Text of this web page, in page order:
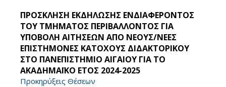
ΠΡΟΣΚΛΗΣΗ ΕΚΔΗΛΩΣΗΣ ΕΝΔΙΑΦΕΡΟΝΤΟΣ
ΤΟΥ ΤΜΗΜΑΤΟΣ ΠΕΡΙΒΑΛΛΟΝΤΟΣ ΓΙΑ
ΥΠΟΒΟΛΗ ΑΙΤΗΣΕΩΝ ΑΠΟ ΝΕΟΥΣ/ΝΕΕΣ
ΕΠΙΣΤΗΜΟΝΕΣ ΚΑΤΟΧΟΥΣ ΔΙΔΑΚΤΟΡΙΚΟΥ
ΣΤΟ ΠΑΝΕΠΙΣΤΗΜΙΟ ΑΙΓΑΙΟΥ ΓΙΑ ΤΟ
ΑΚΑΔΗΜΑΪΚΟ ΕΤΟΣ 2024-2025
Προκηρύξεις Θέσεων